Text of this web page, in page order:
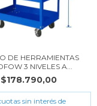
DE HERRAMIENTAS
3 NIVELES A...
$178.790,00
sin interés de